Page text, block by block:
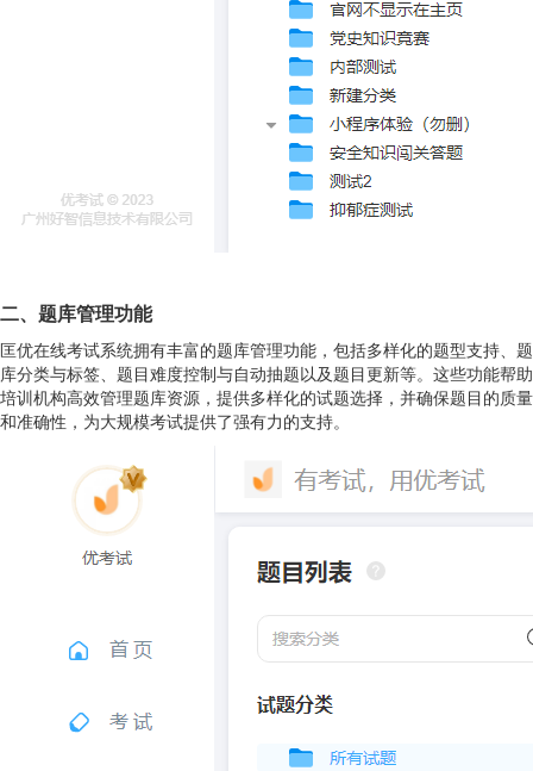
二、题库管理功能
匡优在线考试系统拥有丰富的题库管理功能，包括多样化的题型支持、题
库分类与标签、题目难度控制与自动抽题以及题目更新等。这些功能帮助
培训机构高效管理题库资源，提供多样化的试题选择，并确保题目的质量
和准确性，为大规模考试提供了强有力的支持。